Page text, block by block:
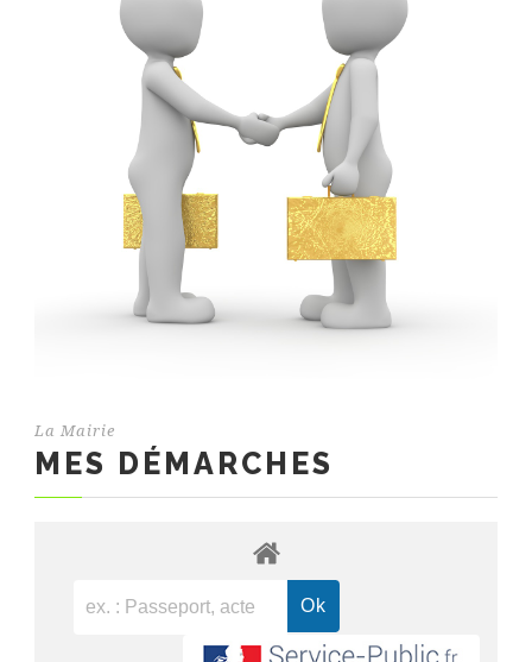
La Mairie
MES DÉMARCHES